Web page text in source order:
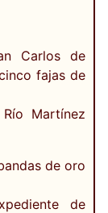
Carlos de
fajas de
Martínez
de oro
de